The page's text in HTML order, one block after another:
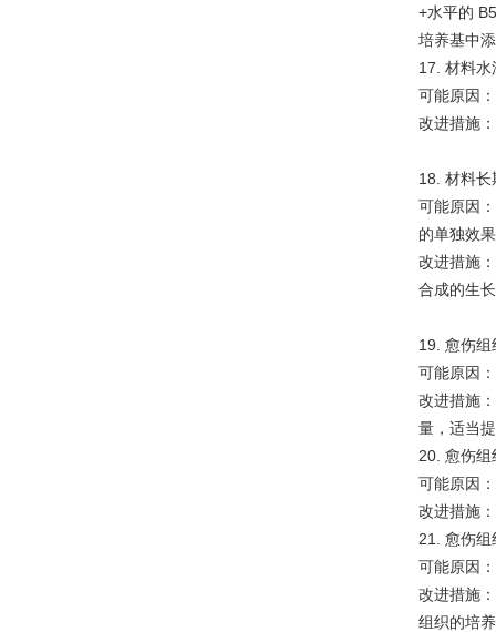
+水平的
培养基中
17. 材料水
可能原因
改进措施
18. 材料长
可能原因
的单独效
改进措施
合成的生
19. 愈伤组
可能原因
改进措施
量，适当
20. 愈伤组
可能原因
改进措施
21. 愈伤
可能原因
改进措施
组织的培